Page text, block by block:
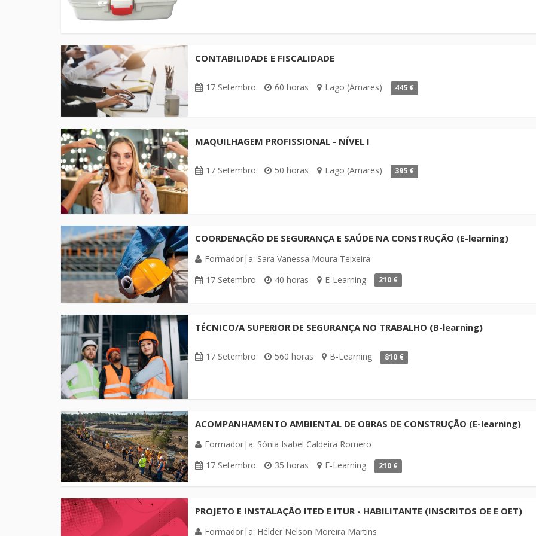
CONTABILIDADE E FISCALIDADE
17 Setembro 60 horas Lago (Amares) 445 €
MAQUILHAGEM PROFISSIONAL - NÍVEL I
17 Setembro 50 horas Lago (Amares) 395 €
COORDENAÇÃO DE SEGURANÇA E SAÚDE NA CONSTRUÇÃO (E-learning)
Formador|a: Sara Vanessa Moura Teixeira
17 Setembro
40 horas E-Learning 210 €
TÉCNICO/A SUPERIOR DE SEGURANÇA NO TRABALHO (B-learning)
17 Setembro 560 horas B-Learning 810 €
ACOMPANHAMENTO AMBIENTAL DE OBRAS DE CONSTRUÇÃO (E-learning)
Formador|a: Sónia Isabel Caldeira Romero
17 Setembro
35 horas E-Learning 210 €
PROJETO E INSTALAÇÃO ITED E ITUR - HABILITANTE (INSCRITOS OE E OET)
Formador|a: Hélder Nelson Moreira Martins